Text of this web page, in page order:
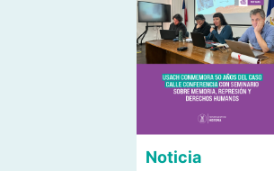
Noticia